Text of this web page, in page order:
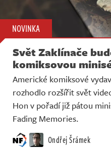
NOVINKA
Svět Zaklínače
komiksovou
Americké komiksové
rozhodlo rozšířit svět
Hon v pořadí již pátou
Fading Memories.
Ondřej Šrámek